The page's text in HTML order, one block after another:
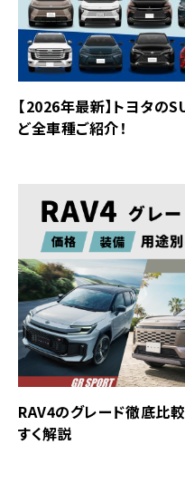
【2026年最新】トヨタの
ど全車種ご紹介！
RAV4のグレード徹底比
すく解説